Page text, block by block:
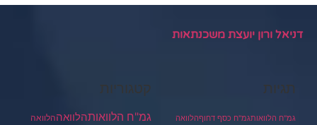
דניאל ורון יועצת משכנתאות
תגיות
גמ"ח הלוואותגמ"ח כסף דחוףהלוואה
קטגוריות
גמ"ח הלוואותהלוואההלוואה